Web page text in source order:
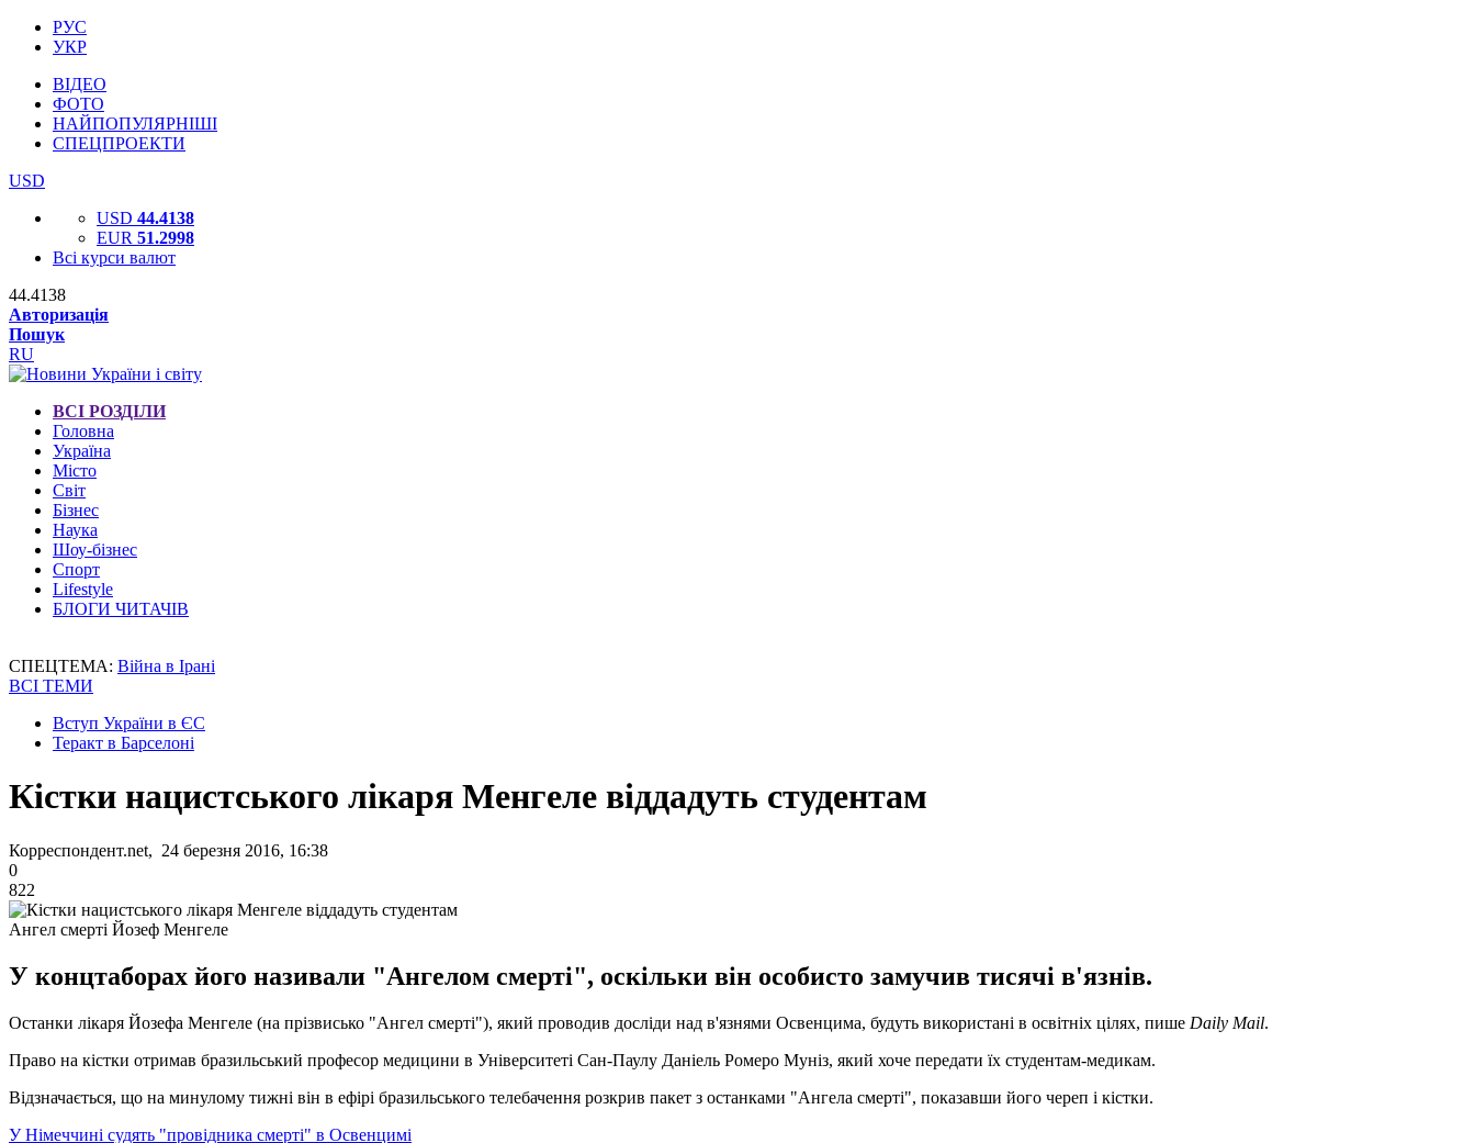
РУС
УКР
ВІДЕО
ФОТО
НАЙПОПУЛЯРНІШІ
СПЕЦПРОЕКТИ
USD
USD 44.4138
EUR 51.2998
Всі курси валют
44.4138
Авторизація
Пошук
RU
ВСІ РОЗДІЛИ
Головна
Україна
Місто
Світ
Бізнес
Наука
Шоу-бізнес
Спорт
Lifestyle
БЛОГИ ЧИТАЧІВ
СПЕЦТЕМА: Війна в Ірані
ВСІ ТЕМИ
Вступ України в ЄС
Теракт в Барселоні
Кістки нацистського лікаря Менгеле віддадуть студентам
Корреспондент.net, 24 березня 2016, 16:38
0
822
Ангел смерті Йозеф Менгеле
У концтаборах його називали "Ангелом смерті", оскільки він особисто замучив тисячі в'язнів.
Останки лікаря Йозефа Менгеле (на прізвисько "Ангел смерті"), який проводив досліди над в'язнями Освенцима, будуть використані в освітніх цілях, пише Daily Mail.
Право на кістки отримав бразильський професор медицини в Університеті Сан-Паулу Даніель Ромеро Муніз, який хоче передати їх студентам-медикам.
Відзначається, що на минулому тижні він в ефірі бразильського телебачення розкрив пакет з останками "Ангела смерті", показавши його череп і кістки.
У Німеччині судять "провідника смерті" в Освенцимі